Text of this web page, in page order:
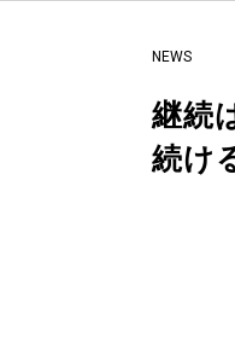
#GH 銘品の所以 #
NEWS
継続
続け